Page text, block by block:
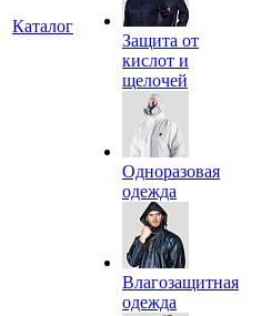
Каталог
Защита от
кислот и
щелочей
Одноразовая
одежда
Влагозащитная
одежда